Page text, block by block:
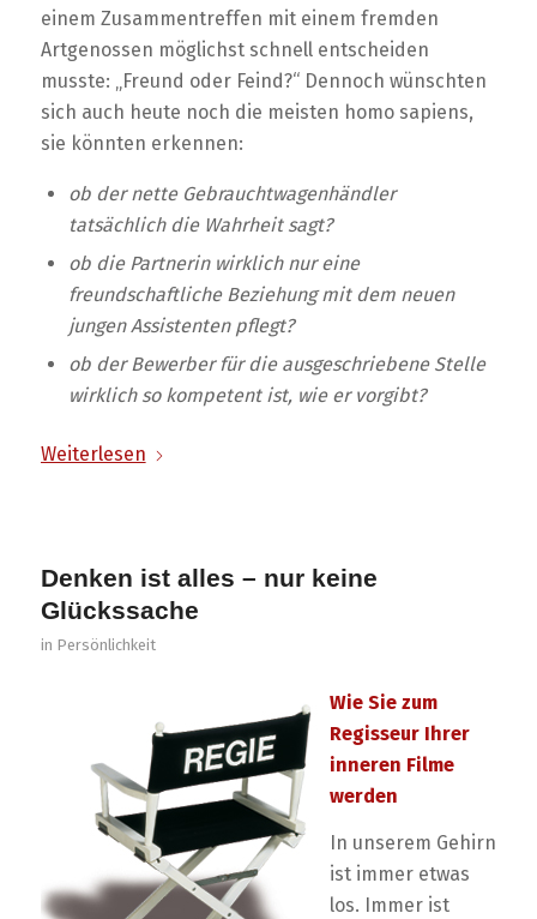
einem Zusammentreffen mit einem fremden
Artgenossen möglichst schnell entscheiden
musste: „Freund oder Feind?“ Dennoch wünschten
sich auch heute noch die meisten homo sapiens,
sie könnten erkennen:
ob der nette Gebrauchtwagenhändler
tatsächlich die Wahrheit sagt?
ob die Partnerin wirklich nur eine
freundschaftliche Beziehung mit dem neuen
jungen Assistenten pflegt?
ob der Bewerber für die ausgeschriebene Stelle
wirklich so kompetent ist, wie er vorgibt?
Weiterlesen
Denken ist alles – nur keine
Glückssache
in Persönlichkeit
Wie Sie zum
Regisseur Ihrer
inneren Filme
werden
In unserem Gehirn
ist immer etwas
los. Immer ist